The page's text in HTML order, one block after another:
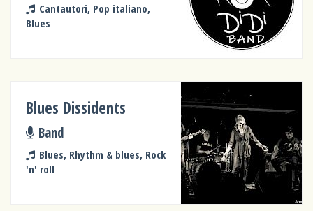
Cantautori, Pop italiano,
Blues
Blues Dissidents
Band
Blues, Rhythm & blues, Rock
'n' roll